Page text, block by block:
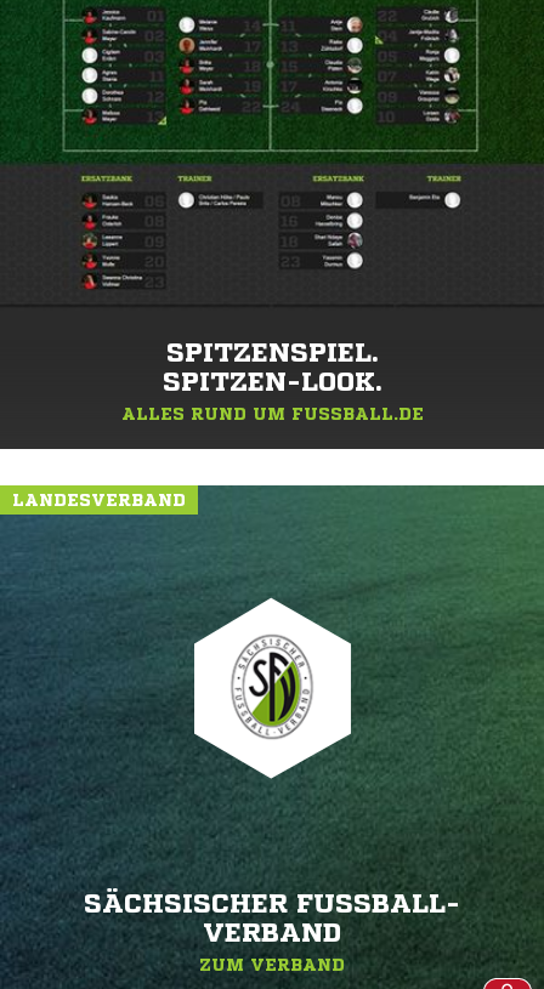
SPITZENSPIEL.
SPITZEN-LOOK.
ALLES RUND UM FUSSBALL.DE
LANDESVERBAND
SÄCHSISCHER FUSSBALL-V
ERBAND
ZUM VERBAND